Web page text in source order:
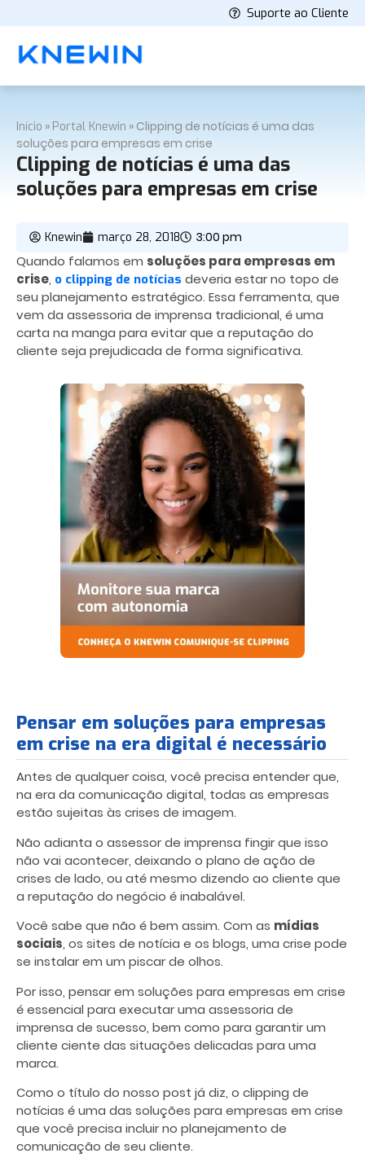
Suporte ao Cliente
Início » Portal Knewin » Clipping de notícias é uma das
soluções para empresas em crise
Clipping de notícias é uma das
soluções para empresas em crise
Knewin março 28, 2018 3:00 pm
Quando falamos em soluções para empresas em
crise, o clipping de notícias deveria estar no topo de
seu planejamento estratégico. Essa ferramenta, que
vem da assessoria de imprensa tradicional, é uma
carta na manga para evitar que a reputação do
cliente seja prejudicada de forma significativa.
Pensar em soluções para empresas
em crise na era digital é necessário
Antes de qualquer coisa, você precisa entender que,
na era da comunicação digital, todas as empresas
estão sujeitas às crises de imagem.
Não adianta o assessor de imprensa fingir que isso
não vai acontecer, deixando o plano de ação de
crises de lado, ou até mesmo dizendo ao cliente que
a reputação do negócio é inabalável.
Você sabe que não é bem assim. Com as mídias
sociais, os sites de notícia e os blogs, uma crise pode
se instalar em um piscar de olhos.
Por isso, pensar em soluções para empresas em crise
é essencial para executar uma assessoria de
imprensa de sucesso, bem como para garantir um
cliente ciente das situações delicadas para uma
marca.
Como o título do nosso post já diz, o clipping de
notícias é uma das soluções para empresas em crise
que você precisa incluir no planejamento de
comunicação de seu cliente.